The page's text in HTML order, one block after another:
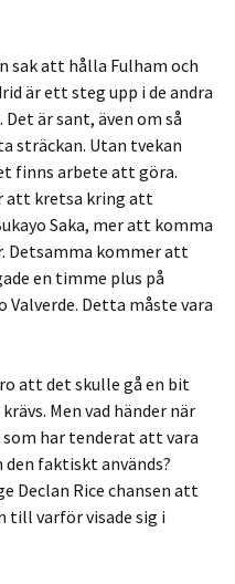
sak att hålla Fulham och
är ett steg upp i de andra
är sant, även om så
sträckan. Utan tvekan
finns arbete att göra.
att kretsa kring att
Saka, mer att komma
Detsamma kommer att
en timme plus på
Valverde. Detta måste vara
att det skulle gå en bit
Men vad händer när
har tenderat att vara
faktiskt används?
Declan Rice chansen att
till varför visade sig i